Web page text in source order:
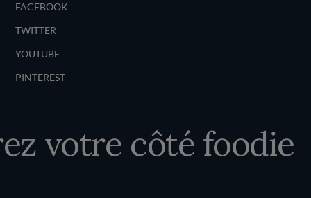
FACEBOOK
TWITTER
YOUTUBE
PINTEREST
votre côté foodie